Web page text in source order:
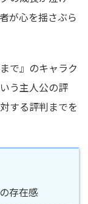
が心を揺さぶら
で』のキャラク
う主人公の評
する評判までを
存在感